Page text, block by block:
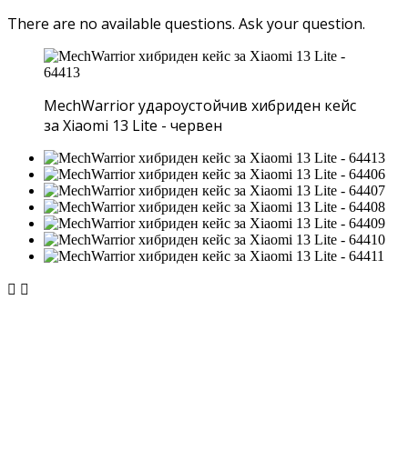
There are no available questions. Ask your question.
MechWarrior удароустойчив хибриден кейс
за Xiaomi 13 Lite - червен
 